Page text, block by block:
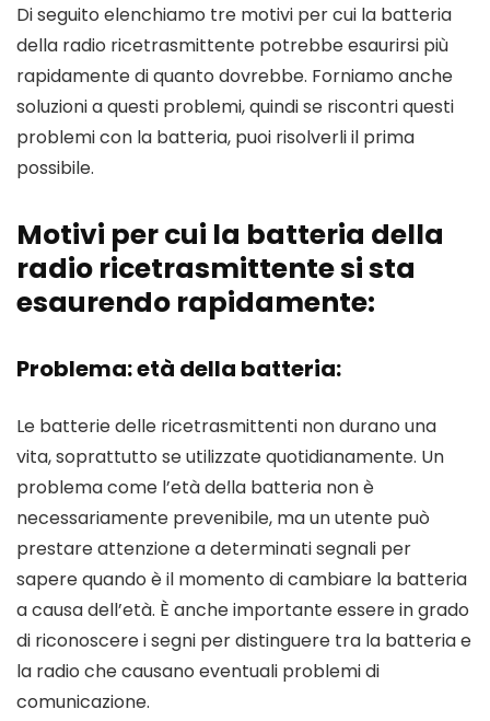
Di seguito elenchiamo tre motivi per cui la batteria
della radio ricetrasmittente potrebbe esaurirsi più
rapidamente di quanto dovrebbe. Forniamo anche
soluzioni a questi problemi, quindi se riscontri questi
problemi con la batteria, puoi risolverli il prima
possibile.
Motivi per cui la batteria della
radio ricetrasmittente si sta
esaurendo rapidamente:
Problema: età della batteria:
Le batterie delle ricetrasmittenti non durano una
vita, soprattutto se utilizzate quotidianamente. Un
problema come l’età della batteria non è
necessariamente prevenibile, ma un utente può
prestare attenzione a determinati segnali per
sapere quando è il momento di cambiare la batteria
a causa dell’età. È anche importante essere in grado
di riconoscere i segni per distinguere tra la batteria e
la radio che causano eventuali problemi di
comunicazione.